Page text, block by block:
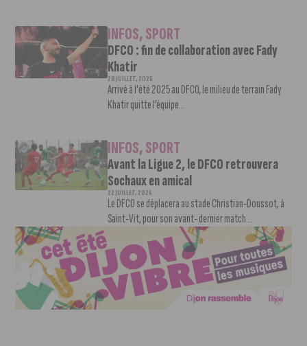
INFOS,SPORT
DFCO : fin de collaboration avec Fady
Khatir
28 JUILLET, 2026
Arrivé à l'été 2025 au DFCO, le milieu de terrain Fady
Khatir quitte l’équipe...
INFOS,SPORT
Avant la Ligue 2, le DFCO retrouvera
Sochaux en amical
22 JUILLET, 2026
Le DFCO se déplacera au stade Christian-Doussot, à
Saint-Vit, pour son avant- dernier match...